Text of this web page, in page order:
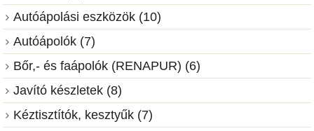
Autóápolási eszközök (10)
Autóápolók (7)
Bőr,- és faápolók (RENAPUR) (6)
Javító készletek (8)
Kéztisztítók, kesztyűk (7)